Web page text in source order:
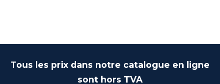
Tous les prix dans notre catalogue en ligne
sont hors TVA